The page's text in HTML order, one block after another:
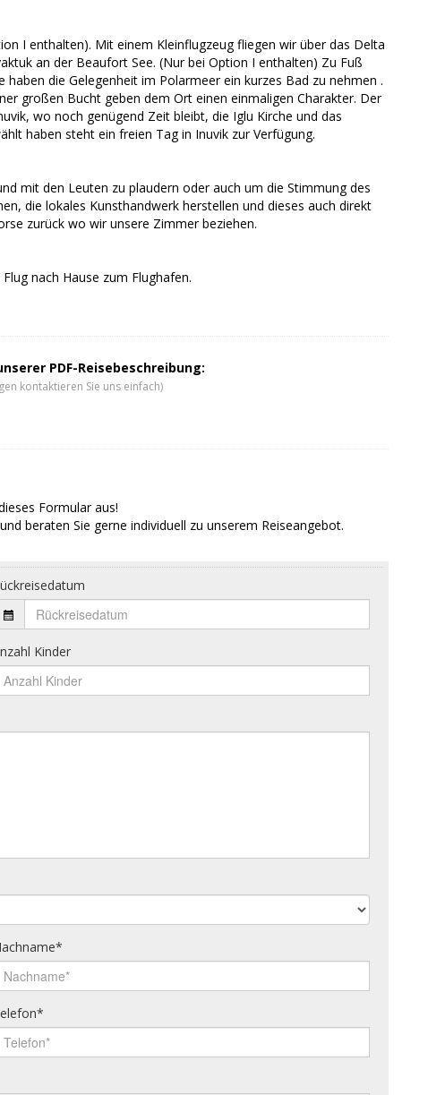
I enthalten). Mit einem Kleinflugzeug fliegen wir über das Delta
an der Beaufort See. (Nur bei Option I enthalten) Zu Fuß
die Gelegenheit im Polarmeer ein kurzes Bad zu nehmen .
großen Bucht geben dem Ort einen einmaligen Charakter. Der
wo noch genügend Zeit bleibt, die Iglu Kirche und das
haben steht ein freien Tag in Inuvik zur Verfügung.
mit den Leuten zu plaudern oder auch um die Stimmung des
die lokales Kunsthandwerk herstellen und dieses auch direkt
zurück wo wir unsere Zimmer beziehen.
nach Hause zum Flughafen.
PDF-Reisebeschreibung:
kontaktieren Sie uns einfach)
Formular aus!
beraten Sie gerne individuell zu unserem Reiseangebot.